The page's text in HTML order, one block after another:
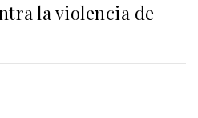
la violencia de